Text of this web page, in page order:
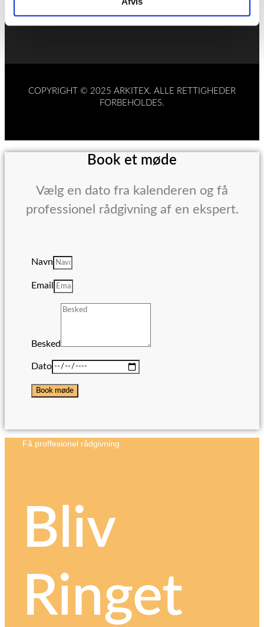
Mail:arkitex@arkitex.dk
COPYRIGHT © 2025 ARKITEX. ALLE RETTIGHEDER
FORBEHOLDES.
Book et møde
Vælg en dato fra kalenderen og få
professionel rådgivning af en ekspert.
Navn
Email
Besked
Dato
Book møde
Få proffesionel rådgivning
Bliv
Ringet